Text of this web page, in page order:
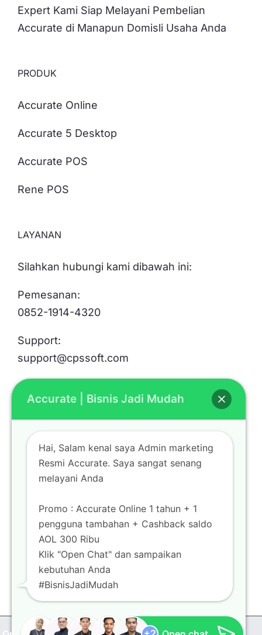
Expert Kami Siap Melayani Pembelian
Accurate di Manapun Domisli Usaha Anda
PRODUK
Accurate Online
Accurate 5 Desktop
Accurate POS
Rene POS
LAYANAN
Silahkan hubungi kami dibawah ini:
Pemesanan:
0852-1914-4320
Support:
support@cpssoft.com
LOKASI
Bekasi
Mall Metropolitan Bekasi Lt. Basement BS-06
Jl. K.H Noer Alie Bekasi Selatan
Accurate | Bisnis Jadi Mudah
Hai, Salam kenal saya Admin marketing
Resmi Accurate. Saya sangat senang
melayani Anda
Promo : Accurate Online 1 tahun + 1
pengguna tambahan + Cashback saldo
AOL 300 Ribu
Klik "Open Chat" dan sampaikan
kebutuhan Anda
#BisnisJadiMudah
Arif Sanjaya
Ali Akbar
Riki Saepulrohman
Shindi Shalsabila Putri